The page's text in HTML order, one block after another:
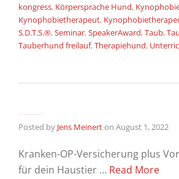
kongress, Körpersprache Hund,
Kynophobietherapeut,
S.D.T.S.®,Seminar,SpeakerAward,Taub,
Tauberhund freilauf,Therapiehund,
Posted by Jens Meinerton August 1, 2022
Kranken-OP-Versicherung plus
für dein Haustier … Read More